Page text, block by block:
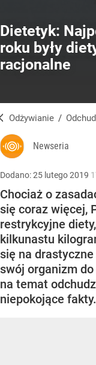
Dietetyk:
roku były
racjonalne
Odżywianie /
Newseria
Dodano:25 lutego2019
Chociaż o
się coraz więcej,
restrykcyjne
kilkunastu
się na
swój organizm
na temat
niepokojące fakty.